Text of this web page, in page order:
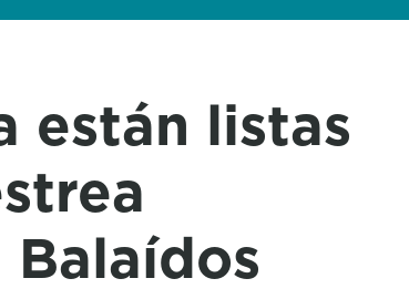
están listas